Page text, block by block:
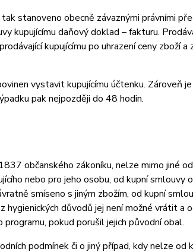
obecně závaznými právními
kupujícímu daňový doklad – fakturu.
kupujícímu po uhrazení ceny zboží
vystavit kupujícímu účtenku. Zároveň
pak nejpozději do 48 hodin.
občanského zákoníku, nelze mimo jiné
nebo pro jeho osobu, od kupní smlouvy
smíseno s jiným zbožím, od kupní
důvodů jej není možné vrátit a
pokud porušil jejich původní obal.
podmínek či o jiný případ, kdy nelze od